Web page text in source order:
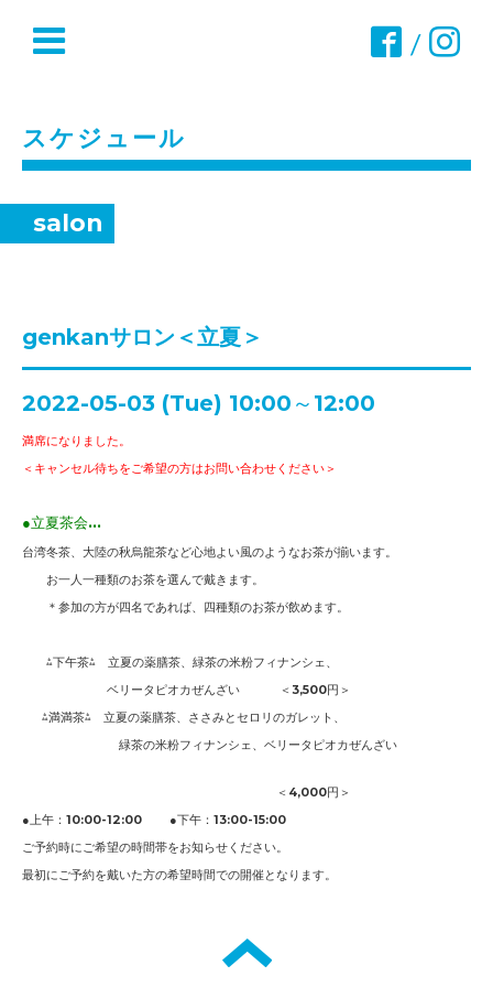
/
スケジュール
salon
genkanサロン＜立夏＞
2022-05-03 (Tue) 10:00～12:00
満席になりました。
＜キャンセル待ちをご希望の方はお問い合わせください＞
●立夏茶会...
台湾冬茶、大陸の秋烏龍茶など心地よい風のようなお茶が揃います。
お一人一種類のお茶を選んで戴きます。
＊参加の方が四名であれば、四種類のお茶が飲めます。
⁂下午茶⁂ 立夏の薬膳茶、緑茶の米粉フィナンシェ、
ベリータピオカぜんざい
＜3,500円 ＞
⁂満満茶⁂ 立夏の薬膳茶、ささみとセロリのガレット、
緑茶の米粉フィナンシェ、 ベリータピオカぜんざい
＜4,000円 ＞
●上午：10:00-12:00
●下午：13:00-15:00
ご予約時にご希望の時間帯をお知らせください。
最初にご予約を戴いた方の希望時間での開催となります。